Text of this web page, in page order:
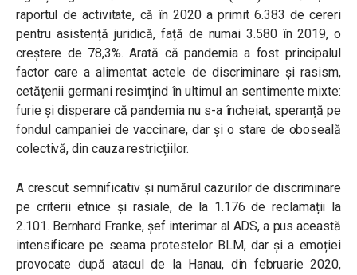
raportul de activitate, că în 2020 a primit 6.383 de cereri
pentru asistență juridică, față de numai 3.580 în 2019, o
creștere de 78,3%. Arată că pandemia a fost principalul
factor care a alimentat actele de discriminare și rasism,
cetățenii germani resimțind în ultimul an sentimente mixte:
furie și disperare că pandemia nu s-a încheiat, speranță pe
fondul campaniei de vaccinare, dar și o stare de oboseală
colectivă, din cauza restricțiilor.
A crescut semnificativ și numărul cazurilor de discriminare
pe criterii etnice și rasiale, de la 1.176 de reclamații la
2.101. Bernhard Franke, șef interimar al ADS, a pus această
intensificare pe seama protestelor BLM, dar și a emoției
provocate după atacul de la Hanau, din februarie 2020,